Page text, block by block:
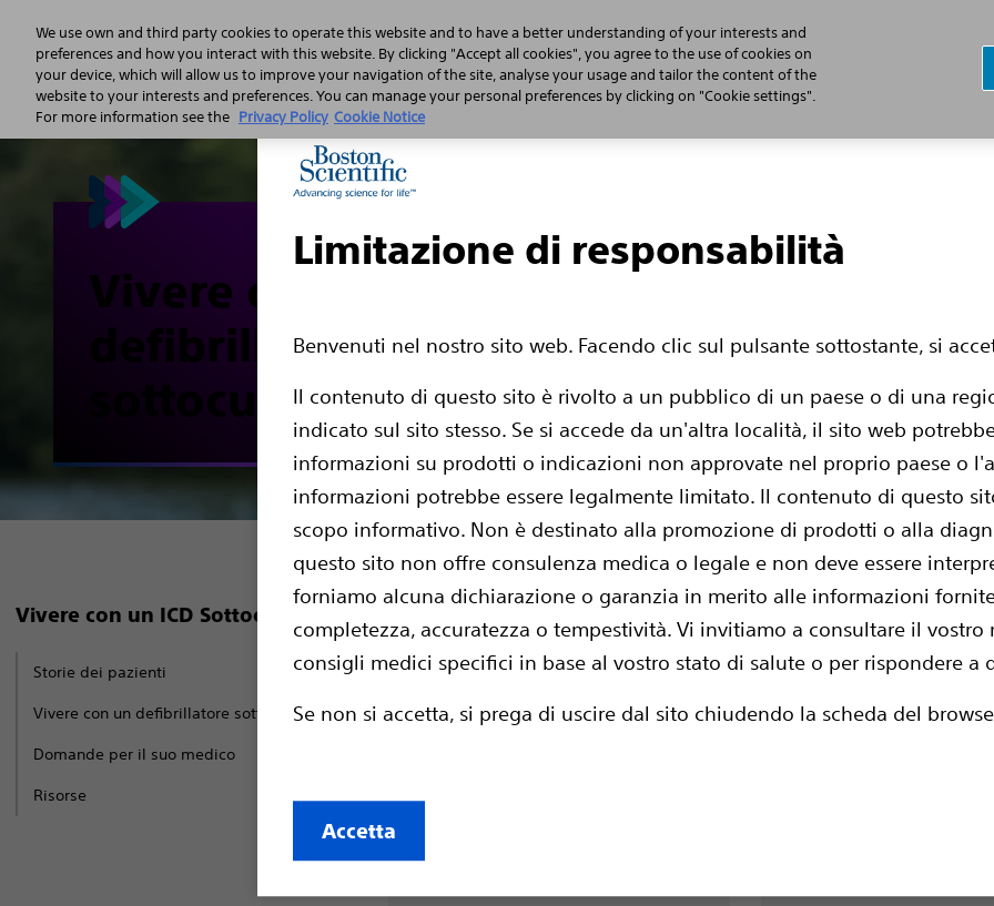
Limitazione di responsabilità
Benvenuti nel nostro sito web. Facendo clic sul pulsante sottostante, si
Il contenuto di questo sito è rivolto a un pubblico di un paese o di una
indicato sul sito stesso. Se si accede da un'altra località, il sito web
informazioni su prodotti o indicazioni non approvate nel proprio paese o
informazioni potrebbe essere legalmente limitato. Il contenuto di questo
scopo informativo. Non è destinato alla promozione di prodotti o alla
questo sito non offre consulenza medica o legale e non deve essere
forniamo alcuna dichiarazione o garanzia in merito alle informazioni
completezza, accuratezza o tempestività. Vi invitiamo a consultare il vostro
consigli medici specifici in base al vostro stato di salute o per rispondere a
Se non si accetta, si prega di uscire dal sito chiudendo la scheda del
Accetta
Arresto cardiaco Caratteristiche dell'ICD Sottocutaneo Prepararsi alla Procedura
Vivere con un
defibrillatore
sottocutaneo
Vivere con un ICD Sottocutaneo
Storie dei pazienti
Vivere con un defibrillatore sottocutaneo
Domande per il suo medico
Risorse
Nella vita quotidiana, l'impatto di un defibrillatore sottocutaneo
ridotto e la maggior parte delle persone può tornare alle attività
per ogni persona. Scoprite di più su come vivere la vita
We use own and third party cookies to operate this website and to have a better understanding of your interests and
preferences and how you interact with this website. By clicking "Accept all cookies", you agree to the use of cookies on
your device, which will allow us to improve your navigation of the site, analyse your usage and tailor the content of the
website to your interests and preferences. You can manage your personal preferences by clicking on "Cookie settings".
For more information see the Privacy Policy Cookie Notice